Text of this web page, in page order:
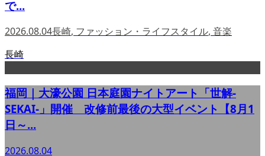
で...
2026.08.04長崎, ファッション・ライフスタイル, 音楽
長崎
福岡｜大濠公園 日本庭園ナイトアート「世解-
SEKAI-」開催 改修前最後の大型イベント【8月1
日～...
2026.08.04